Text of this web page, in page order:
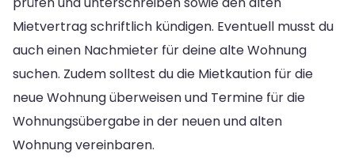
Mietvertrag schriftlich kündigen. Eventuell musst du
auch einen Nachmieter für deine alte Wohnung
suchen. Zudem solltest du die Mietkaution für die
neue Wohnung überweisen und Termine für die
Wohnungsübergabe in der neuen und alten
Wohnung vereinbaren.